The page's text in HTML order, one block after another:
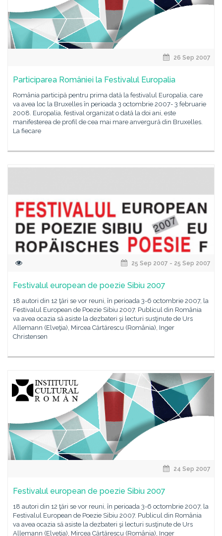
26 Sep 2007
Participarea României la Festivalul Europalia
România participă pentru prima dată la festivalul Europalia, care
va avea loc la Bruxelles în perioada 3 octombrie 2007- 3 februarie
2008. Europalia, festival organizat o dată la doi ani, este
manifesterea de profil de cea mai mare anvergură din Bruxelles.
La fiecare
25 Sep 2007 - 25 Sep 2007
Festivalul european de poezie Sibiu 2007
18 autori din 12 ţări se vor reuni, în perioada 3-6 octombrie 2007, la
Festivalul European de Poezie Sibiu 2007. Publicul din România
va avea ocazia să asiste la dezbateri şi lecturi susţinute de Urs
Allemann (Elveţia), Mircea Cărtărescu (România), Inger
Christensen
24 Sep 2007
Festivalul european de poezie Sibiu 2007
18 autori din 12 ţări se vor reuni, în perioada 3-6 octombrie 2007, la
Festivalul European de Poezie Sibiu 2007. Publicul din România
va avea ocazia să asiste la dezbateri şi lecturi susţinute de Urs
Allemann (Elveţia), Mircea Cărtărescu (România), Inger